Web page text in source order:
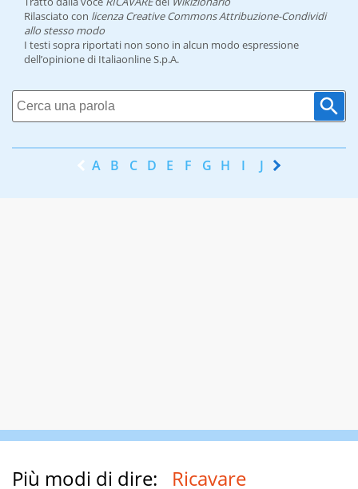
Rilasciato con licenza Creative Commons Attribuzione-Condividi
allo stesso modo
I testi sopra riportati non sono in alcun modo espressione
dell’opinione di Italiaonline S.p.A.
A B C D E F G H I J K
Più modi di dire: Ricavare